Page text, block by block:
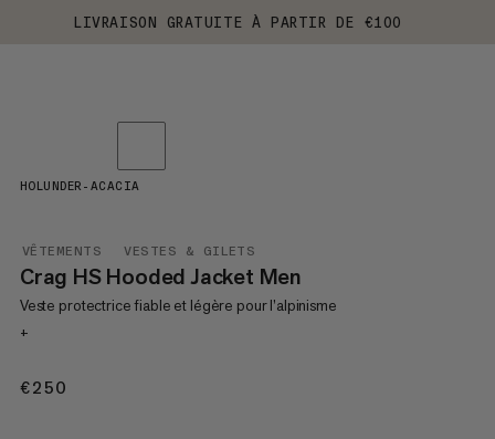
LIVRAISON GRATUITE À PARTIR DE €100
VÊTEMENTS VESTES & GILETS
Crag HS Hooded Jacket Men
Veste protectrice fiable et légère pour l’alpinisme
+
€250
HOLUNDER-ACACIA